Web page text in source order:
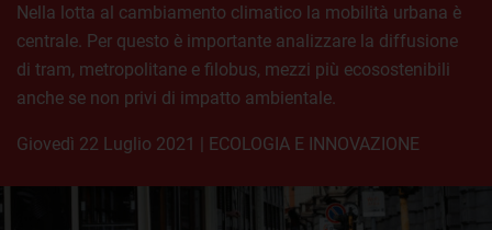
Nella lotta al cambiamento climatico la mobilità urbana è
centrale. Per questo è importante analizzare la diffusione
di tram, metropolitane e filobus, mezzi più ecosostenibili
anche se non privi di impatto ambientale.
giovedì 22 Luglio 2021 | ECOLOGIA E INNOVAZIONE